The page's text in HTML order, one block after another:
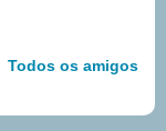
Todos os amigos